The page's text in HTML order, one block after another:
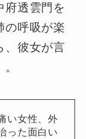
府透雲門を
の呼吸が楽
、彼女が言
い女性、外
った面白い